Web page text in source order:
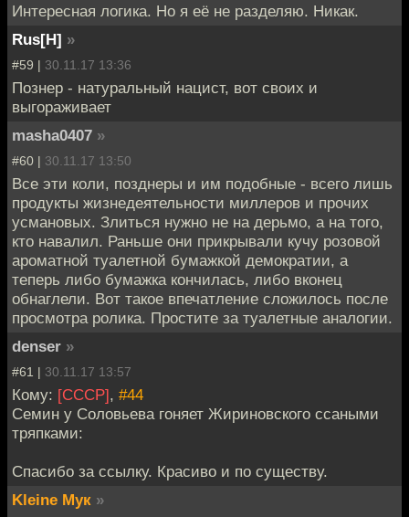
Интересная логика. Но я её не разделяю. Никак.
Rus[H] »
#59 | 30.11.17 13:36
Познер - натуральный нацист, вот своих и
выгораживает
masha0407 »
#60 | 30.11.17 13:50
Все эти коли, позднеры и им подобные - всего лишь
продукты жизнедеятельности миллеров и прочих
усмановых. Злиться нужно не на дерьмо, а на того,
кто навалил. Раньше они прикрывали кучу розовой
ароматной туалетной бумажкой демократии, а
теперь либо бумажка кончилась, либо вконец
обнаглели. Вот такое впечатление сложилось после
просмотра ролика. Простите за туалетные аналогии.
denser »
#61 | 30.11.17 13:57
Кому: [СССР], #44
Семин у Соловьева гоняет Жириновского ссаными
тряпками:
Спасибо за ссылку. Красиво и по существу.
Kleine Мук »